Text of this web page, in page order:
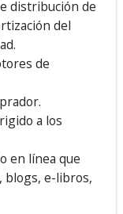
distribución de
del
de
a los
en línea que
blogs, e-libros,